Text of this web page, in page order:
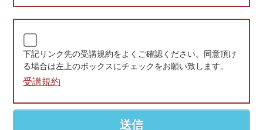
下記リンク先の受講規約をよくご確認ください。同意頂け
る場合は左上のボックスにチェックをお願い致します。
受講規約